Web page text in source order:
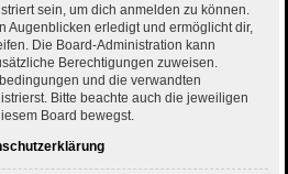
sein, um dich anmelden zu können.
Augenblicken erledigt und ermöglicht dir,
Die Board-Administration kann
Berechtigungen zuweisen.
und die verwandten
Bitte beachte auch die jeweiligen
Board bewegst.